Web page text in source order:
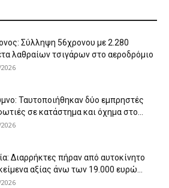
Σύλληψη 56χρονου με 2.280
λαθραίων τσιγάρων στο αεροδρόμιο
Ταυτοποιήθηκαν δύο εμπρηστές
σε κατάστημα και όχημα στο...
Διαρρήκτες πήραν από αυτοκίνητο
αξίας άνω των 19.000 ευρώ...